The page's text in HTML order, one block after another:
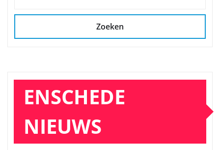
Zoeken
ENSCHEDE
NIEUWS